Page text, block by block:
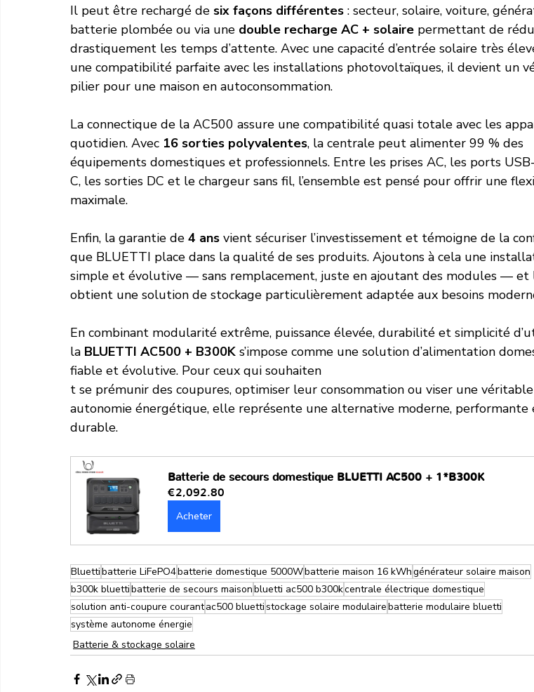
Il peut être rechargé de six façons différentes : secteur, solaire, voiture,
batterie plombée ou via une double recharge AC + solaire permettant de
drastiquement les temps d’attente. Avec une capacité d’entrée solaire très
une compatibilité parfaite avec les installations photovoltaïques, il devient un
pilier pour une maison en autoconsommation.
La connectique de la AC500 assure une compatibilité quasi totale avec les
quotidien. Avec 16 sorties polyvalentes, la centrale peut alimenter 99 % des
équipements domestiques et professionnels. Entre les prises AC, les ports
C, les sorties DC et le chargeur sans fil, l’ensemble est pensé pour offrir une
maximale.
Enfin, la garantie de 4 ans vient sécuriser l’investissement et témoigne de la
que BLUETTI place dans la qualité de ses produits. Ajoutons à cela une
simple et évolutive — sans remplacement, juste en ajoutant des modules — et
obtient une solution de stockage particulièrement adaptée aux besoins
En combinant modularité extrême, puissance élevée, durabilité et simplicité
la BLUETTI AC500 + B300K s’impose comme une solution d’alimentation
fiable et évolutive. Pour ceux qui souhaiten
t se prémunir des coupures, optimiser leur consommation ou viser une véritable
autonomie énergétique, elle représente une alternative moderne, performante
durable.
Batterie de secours domestique BLUETTI AC500 + 1*B300K
€2,092.80
Acheter
Bluettibatterie LiFePO4batterie domestique 5000Wbatterie maison 16 kWhgénérateur solaire maison
b300k bluettibatterie de secours maisonbluetti ac500 b300kcentrale électrique domestique
solution anti-coupure courantac500 bluettistockage solaire modulairebatterie modulaire bluetti
système autonome énergie
Batterie & stockage solaire